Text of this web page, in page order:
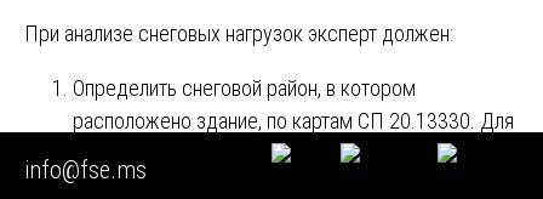
При анализе снеговых нагрузок эксперт должен:
Определить снеговой район, в котором
расположено здание, по картам СП 20.13330. Для
этого используются актуальные карты
районирования территории РФ по снеговой
info@fse.ms